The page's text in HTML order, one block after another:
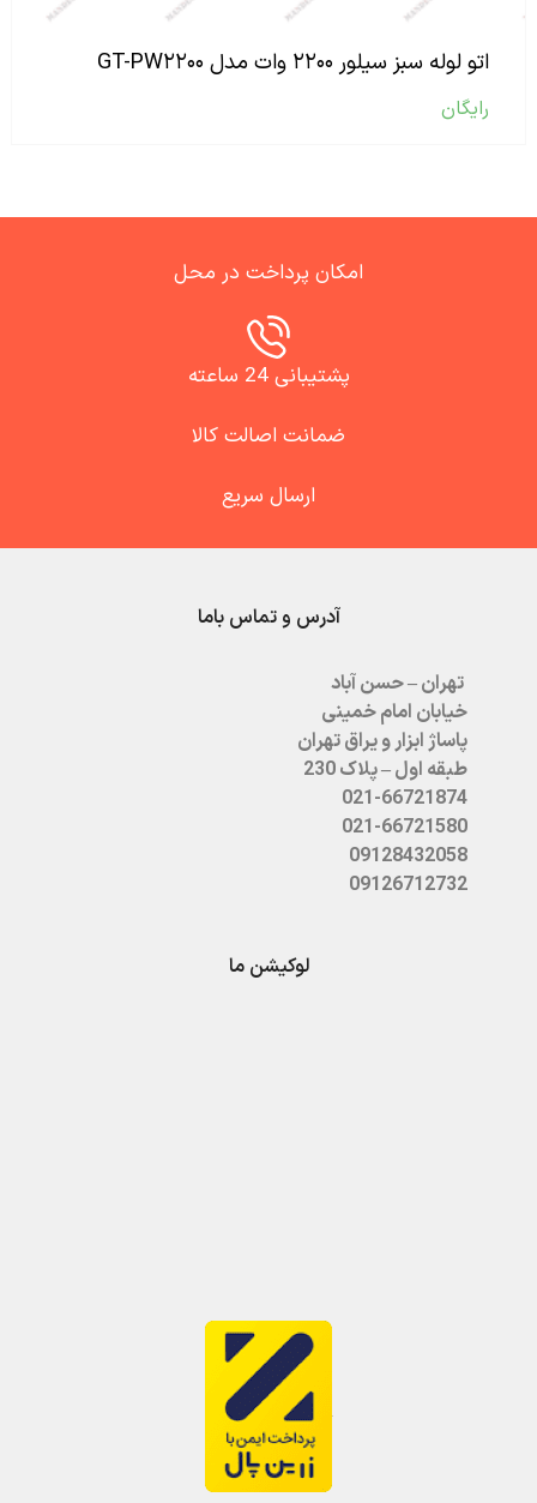
اتو لوله سبز سیلور ۲۲۰۰ وات مدل GT-PW۲۲۰۰
رایگان
امکان پرداخت در محل
پشتیبانی 24 ساعته
ضمانت اصالت کالا
ارسال سریع
آدرس و تماس باما
تهران – حسن آباد
خیابان امام خمینی
پاساژ ابزار و یراق تهران
طبقه اول – پلاک 230
021-66721874
021-66721580
09128432058
09126712732
لوکیشن ما